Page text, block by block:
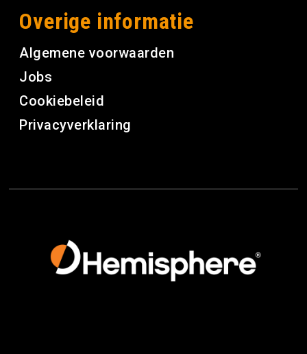
Overige informatie
Algemene voorwaarden
Jobs
Cookiebeleid
Privacyverklaring